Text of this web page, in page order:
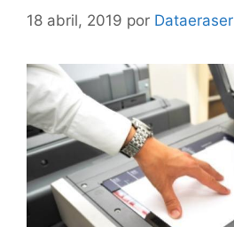
18 abril, 2019 por Dataeraser